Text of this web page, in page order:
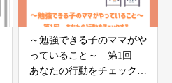
～勉強できる子のママがや
っていること～ 第1回
あなたの行動をチェックす